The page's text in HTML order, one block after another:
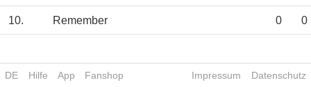
10. Remember 0 0
DE Hilfe App Fanshop Impressum Datenschutz